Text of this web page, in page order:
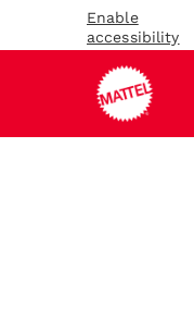
Enable
accessibility